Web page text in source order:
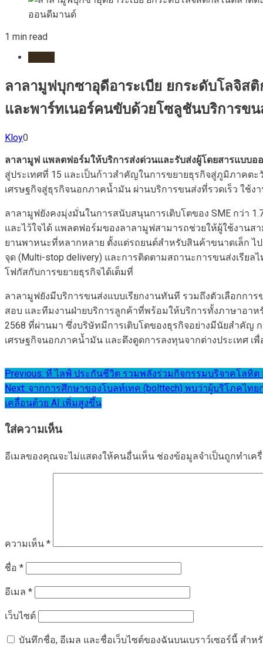
1 min read
ลาลามูฟบุกซาอุดีอาระเบีย ยกระดับโลจิส
และพาร์ทเนอร์คนขับด้วยโซลูชันบริการข
Kloy0
ลาลามูฟ แพลตฟอร์มให้บริการส่งด่วนและรับส่งผู้โดยสารแบบอ
สู่ประเทศที่ 15 และเป็นก้าวสำคัญในการขยายธุรกิจสู่ภูมิภาคต
เศรษฐกิจสู่ธุรกิจนอกภาคน้ำมัน ผ่านบริการขนส่งที่รวดเร็ว ใช้งา
ลาลามูฟยังคงมุ่งมั่นในการสนับสนุนการเติบโตของ SME กว่า
และไว้ใจได้ แพลตฟอร์มของลาลามูฟสามารถช่วยให้ผู้ใช้งานส
ยานพาหนะที่หลากหลาย ตั้งแต่รถยนต์สำหรับสินค้าขนาดเล็ก ไ
จุด (Multi-stop delivery) และการติดตามสถานะการขนส่งเรีย
โฟกัสกับการขยายธุรกิจได้เต็มที่
ลาลามูฟยังมีบริการขนส่งแบบเรียกงานทันที รวมถึงตัวเลือกกา
สอบ และทีมงานฝ่ายบริการลูกค้าที่พร้อมให้บริการทั้งภาษาอาห
2568 ที่ผ่านมา ซึ่งบริษัทมีการเติบโตของธุรกิจอย่างมีนัยสำคัญ
เศรษฐกิจนอกภาคน้ำมัน และดึงดูดการลงทุนจากต่างประเทศ เ
แนะแนว
เรื่อง
Previous: ที ไลฟ์ ประกันชีวิต รวมพลังร่วมกิจกรรมบริจาคโลหิ
Next: จากการศึกษาของโบลท์เทค (bolttech) พบว่าผู้บริโภคไ
เคลื่อนด้วย AI เพิ่มสูงขึ้น
ใส่ความเห็น
อีเมลของคุณจะไม่แสดงให้คนอื่นเห็น ช่องข้อมูลจำเป็นถูกทำเค
ความเห็น *
ชื่อ *
อีเมล *
เว็บไซต์
บันทึกชื่อ, อีเมล และชื่อเว็บไซต์ของฉันบนเบราว์เซอร์นี้ สำห